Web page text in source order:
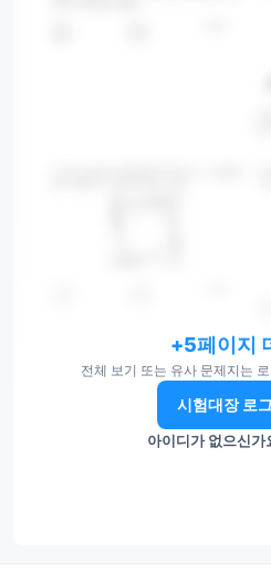
+5페이지
전체 보기 또는 유사 문제지는
시험대장 로
아이디가 없으신가